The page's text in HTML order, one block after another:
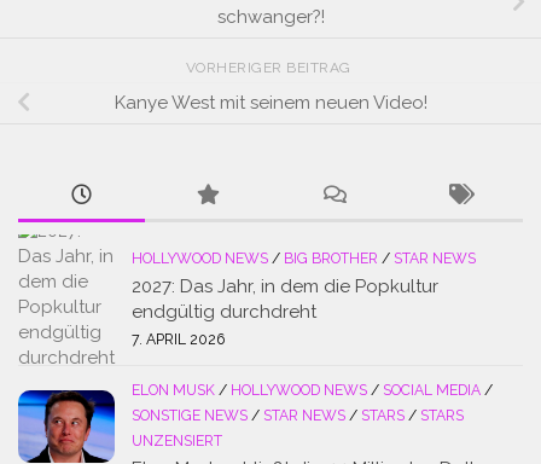
schwanger?!
VORHERIGER BEITRAG
Kanye West mit seinem neuen Video!
HOLLYWOOD NEWS / BIG BROTHER / STAR NEWS
2027: Das Jahr, in dem die Popkultur
endgültig durchdreht
7. APRIL 2026
ELON MUSK / HOLLYWOOD NEWS / SOCIAL MEDIA /
SONSTIGE NEWS / STAR NEWS / STARS / STARS
UNZENSIERT